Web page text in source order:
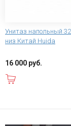
Унитаз напольный
низ Китай Huida
16 000 руб.